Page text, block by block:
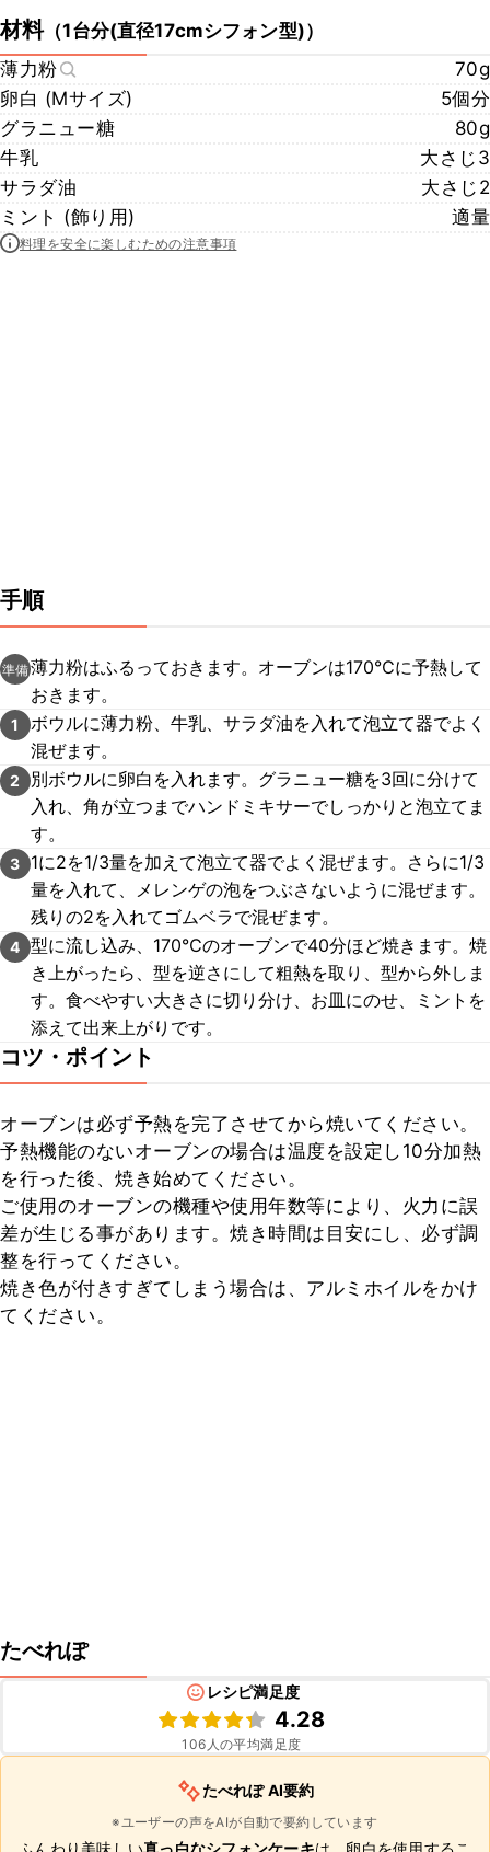
材料（1台分(直径17cmシフォン型)）
薄力粉
70g
卵白 (Ⅿサイズ)
5個分
グラニュー糖
80g
牛乳
大さじ3
サラダ油
大さじ2
ミント (飾り用)
適量
料理を安全に楽しむための注意事項
手順
準備薄力粉はふるっておきます。オーブンは170℃に予熱して
おきます。
1
ボウルに薄力粉、牛乳、サラダ油を入れて泡立て器でよく
混ぜます。
2
別ボウルに卵白を入れます。グラニュー糖を3回に分けて
入れ、角が立つまでハンドミキサーでしっかりと泡立てま
す。
3
1に2を1/3量を加えて泡立て器でよく混ぜます。さらに1/3
量を入れて、メレンゲの泡をつぶさないように混ぜます。
残りの2を入れてゴムベラで混ぜます。
4 型に流し込み、170℃のオーブンで40分ほど焼きます。焼
き上がったら、型を逆さにして粗熱を取り、型から外しま
す。食べやすい大きさに切り分け、お皿にのせ、ミントを
添えて出来上がりです。
コツ・ポイント
オーブンは必ず予熱を完了させてから焼いてください。
予熱機能のないオーブンの場合は温度を設定し10分加熱
を行った後、焼き始めてください。
ご使用のオーブンの機種や使用年数等により、火力に誤
差が生じる事があります。焼き時間は目安にし、必ず調
整を行ってください。
焼き色が付きすぎてしまう場合は、アルミホイルをかけ
てください。
たべれぽ
レシピ満足度
4.28
106 人の平均満足度
たべれぽ AI要約
※ユーザーの声をAIが自動で要約しています
ふんわり美味しい真っ白なシフォンケーキは、卵白を使用するこ